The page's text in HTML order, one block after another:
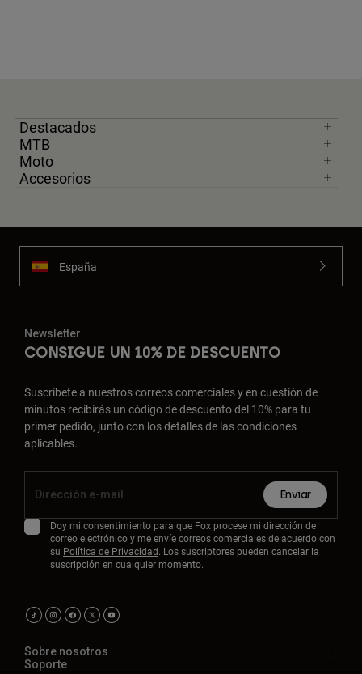
Destacados
MTB
Moto
Accesorios
España
Newsletter
CONSIGUE UN 10% DE DESCUENTO
Suscríbete a nuestros correos comerciales y en cuestión de
minutos recibirás un código de descuento del 10% para tu
primer pedido, junto con los detalles de las condiciones
aplicables.
Enviar
Doy mi consentimiento para que Fox procese mi dirección de
correo electrónico y me envíe correos comerciales de acuerdo con
su Política de Privacidad. Los suscriptores pueden cancelar la
suscripción en cualquier momento.
Sobre nosotros
Soporte